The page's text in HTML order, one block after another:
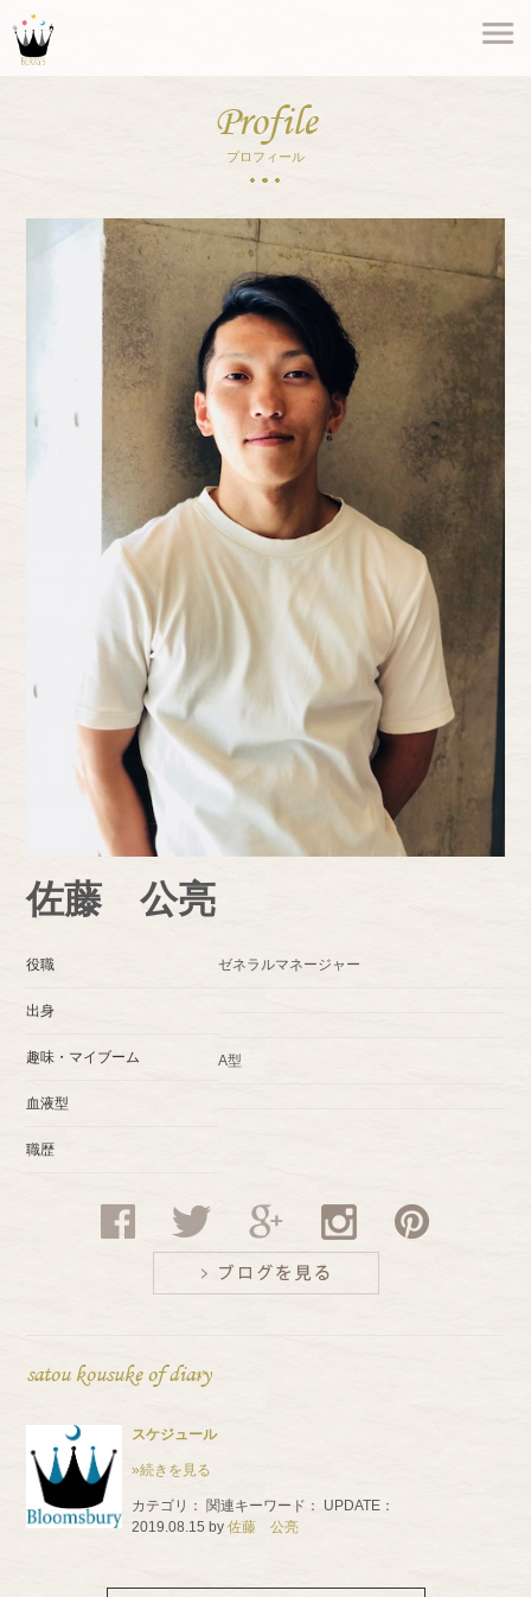
Profile
プロフィール
佐藤 公亮
役職 ゼネラルマネージャー
出身
趣味・マイブーム
血液型
A型
職歴
satou kousuke of diary
スケジュール
»続きを見る
カテゴリ： 関連キーワード：
UPDATE：
2019.08.15 by佐藤 公亮